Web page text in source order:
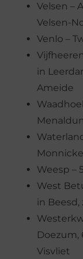
Velsen –
Velsen-
Venlo –
in
Ameide
Weesp –
West
in
Doezum,
Visvliet